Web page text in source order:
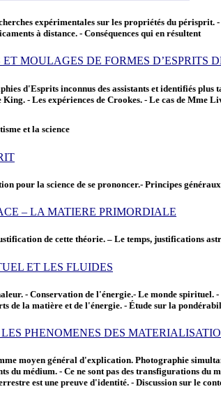
expérimentales sur les propriétés du
à distance. - Conséquences qui en résultent
MOULAGES DE FORMES D’ESPRITS
d'Esprits inconnus des assistants et identifiés
- Les expériences de Crookes. - Le cas de Mme
et la science
pour la science de se prononcer.- Principes
– LA MATIERE PRIMORDIALE
de cette théorie. – Le temps, justifications
ET LES FLUIDES
- Conservation de l'énergie.- Le monde
de la matière et de l'énergie. - Étude sur la
PHENOMENES DES
moyen général d'explication. Photographie
du médium. - Ce ne sont pas des transfigurations
est une preuve d'identité. - Discussion sur le